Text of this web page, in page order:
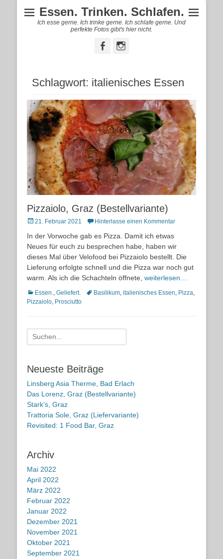
Essen. Trinken. Schlafen.
Ich esse gerne. Ich trinke gerne. Ich schlafe gerne. Und
perfekte Fotos gibt's hier nicht.
FacebookInstagram
Schlagwort: italienisches Essen
Pizzaiolo, Graz (Bestellvariante)
Posted21. Februar 2021 Hinterlasse einen Kommentar
In der Vorwoche gab es Pizza. Damit ich etwas
Neues für euch zu besprechen habe, haben wir
dieses Mal über Velofood bei Pizzaiolo bestellt. Die
Lieferung erfolgte schnell und die Pizza war noch gut
warm. Als ich die Schachteln öffnete, weiterlesen…
Kategorien
Essen., Geliefert. Schlagworte
Basilikum, italienisches Essen, Pizza,
Pizzaiolo, Prosciutto
Suche
nach:
Neueste Beiträge
Linsberg Asia Therme, Bad Erlach
Das Lorenz, Graz (Bestellvariante)
Stark’s, Graz
Trattoria Sole, Graz (Liefervariante)
Revisited: 1 Food Bar, Graz
Archiv
Mai 2022
April 2022
März 2022
Februar 2022
Januar 2022
Dezember 2021
November 2021
Oktober 2021
September 2021